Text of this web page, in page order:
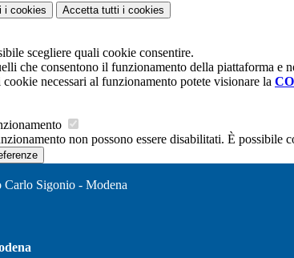
i cookies Accetta tutti i cookies
scegliere quali cookie consentire.
che consentono il funzionamento della piattaforma e
necessari al funzionamento potete visionare la
non possono essere disabilitati. È possibile
Carlo Sigonio - Modena